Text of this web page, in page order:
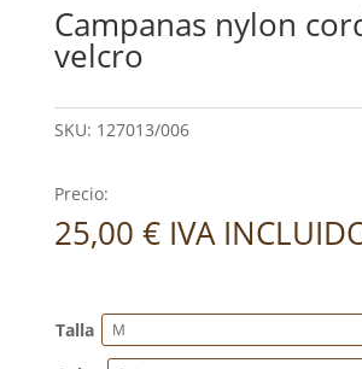
Campanas nylon
velcro
SKU: 127013/006
Precio:
25,00 € IVA
Talla